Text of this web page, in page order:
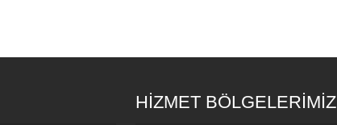
HİZMET BÖLGELERİMİZ